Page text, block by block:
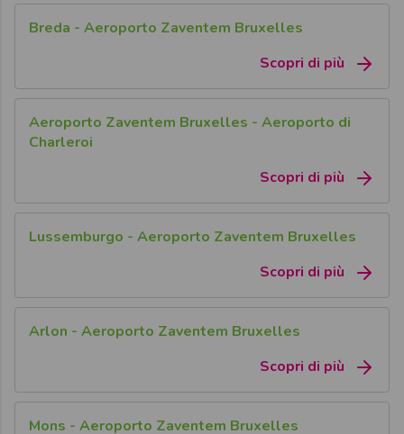
Breda - Aeroporto Zaventem Bruxelles
Scopri di più
Aeroporto Zaventem Bruxelles - Aeroporto di
Charleroi
Scopri di più
Lussemburgo - Aeroporto Zaventem Bruxelles
Scopri di più
Arlon - Aeroporto Zaventem Bruxelles
Scopri di più
Mons - Aeroporto Zaventem Bruxelles